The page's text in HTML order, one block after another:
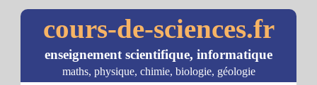
cours-de-sciences.fr
enseignement scientifique, informatique
maths, physique, chimie, biologie, géologie